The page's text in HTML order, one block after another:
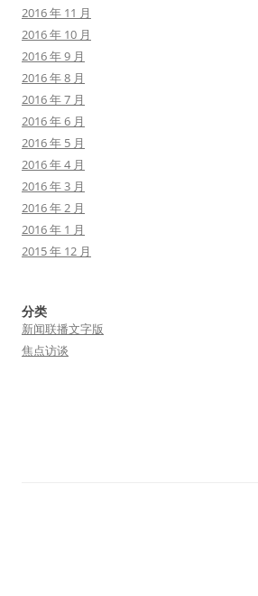
2016 年 11 月
2016 年 10 月
2016 年 9 月
2016 年 8 月
2016 年 7 月
2016 年 6 月
2016 年 5 月
2016 年 4 月
2016 年 3 月
2016 年 2 月
2016 年 1 月
2015 年 12 月
分类
新闻联播文字版
焦点访谈